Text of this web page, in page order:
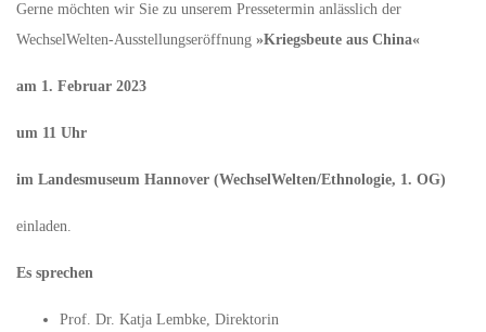
Gerne möchten wir Sie zu unserem Pressetermin anlässlich der
WechselWelten-Ausstellungseröffnung »Kriegsbeute aus China«
am 1. Februar 2023
um 11 Uhr
im Landesmuseum Hannover (WechselWelten/Ethnologie, 1. OG)
einladen.
Es sprechen
Prof. Dr. Katja Lembke, Direktorin